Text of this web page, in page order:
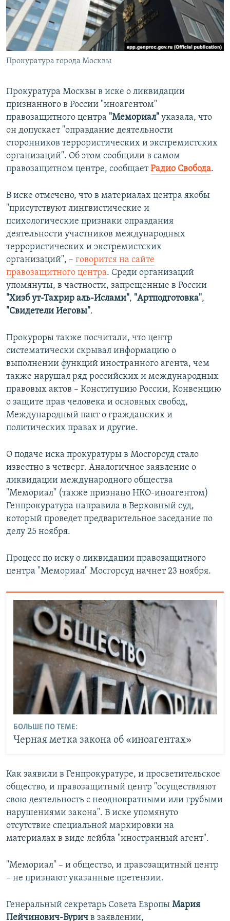
ПОБЕДИТЕЛЕЙ НЕ СУДЯТ?
КРЫМ.НЕПОКОРЕННЫЙ
ELIFBE
УКРАИНСКАЯ ПРОБЛЕМА КРЫМА
ПРИСОЕДИНЯЙТЕСЬ!
Прокуратура города Москвы
Прокуратура Москвы в иске о ликвидации
признанного в России "иноагентом"
правозащитного центра "Мемориал" указала, что
он допускает "оправдание деятельности
сторонников террористических и экстремистских
организаций". Об этом сообщили в самом
правозащитном центре, сообщаетРадио Свобода.
В иске отмечено, что в материалах центра якобы
"присутствуют лингвистические и
психологические признаки оправдания
деятельности участников международных
террористических и экстремистских
организаций", – говорится на сайте
правозащитного центра. Среди организаций
упомянуты, в частности, запрещенные в России
"Хизб ут-Тахрир аль-Ислами", "Артподготовка",
"Свидетели Иеговы".
Прокуроры также посчитали, что центр
систематически скрывал информацию о
выполнении функций иностранного агента, чем
также нарушал ряд российских и международных
правовых актов – Конституцию России, Конвенцию
о защите прав человека и основных свобод,
Международный пакт о гражданских и
политических правах и другие.
О подаче иска прокуратуры в Мосгорсуд стало
известно в четверг. Аналогичное заявление о
ликвидации международного общества
"Мемориал" (также признано НКО-иноагентом)
Генпрокуратура направила в Верховный суд,
который проведет предварительное заседание по
делу 25 ноября.
Процесс по иску о ликвидации правозащитного
центра "Мемориал" Мосгорсуд начнет 23 ноября.
БОЛЬШЕ ПО ТЕМЕ:
Черная метка закона об «иноагентах»
Как заявили в Генпрокуратуре, и просветительское
общество, и правозащитный центр "осуществляют
свою деятельность с неоднократными или грубыми
нарушениями закона". В иске упомянуто
отсутствие специальной маркировки на
материалах в виде лейбла "иностранный агент".
"Мемориал" – и общество, и правозащитный центр
– не признают указанные претензии.
Генеральный секретарь Совета Европы Мария
Пейчинович-Бурич в заявлении,